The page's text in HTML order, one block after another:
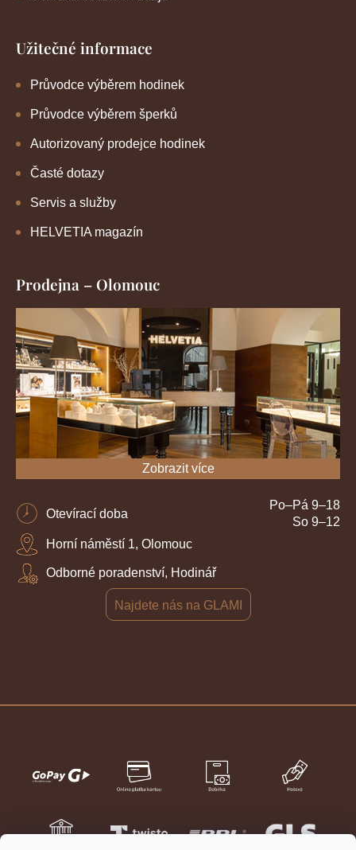
Užitečné informace
Průvodce výběrem hodinek
Průvodce výběrem šperků
Autorizovaný prodejce hodinek
Časté dotazy
Servis a služby
HELVETIA magazín
Prodejna – Olomouc
Zobrazit více
Otevírací doba
Po–Pá 9–18
So 9–12
Horní náměstí 1, Olomouc
Odborné poradenství, Hodinář
Najdete nás na GLAMI